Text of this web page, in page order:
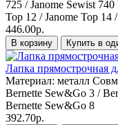
725 / Janome Sewist
Top 12 / Janome Top 14
446.00р.
В корзину Купить в
Лапка прямострочная
Материал: металл
Bernette Sew&Go 3 /
Bernette Sew&Go 8
392.70р.